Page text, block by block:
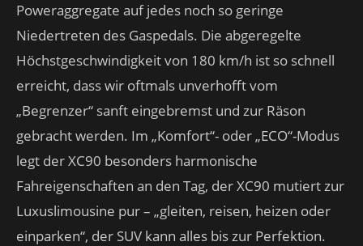
Poweraggregate auf jedes noch so geringe
Niedertreten des Gaspedals. Die abgeregelte
Höchstgeschwindigkeit von 180 km/h ist so schnell
erreicht, dass wir oftmals unverhofft vom
„Begrenzer“ sanft eingebremst und zur Räson
gebracht werden. Im „Komfort“- oder „ECO“-Modus
legt der XC90 besonders harmonische
Fahreigenschaften an den Tag, der XC90 mutiert zur
Luxuslimousine pur – „gleiten, reisen, heizen oder
einparken“, der SUV kann alles bis zur Perfektion.